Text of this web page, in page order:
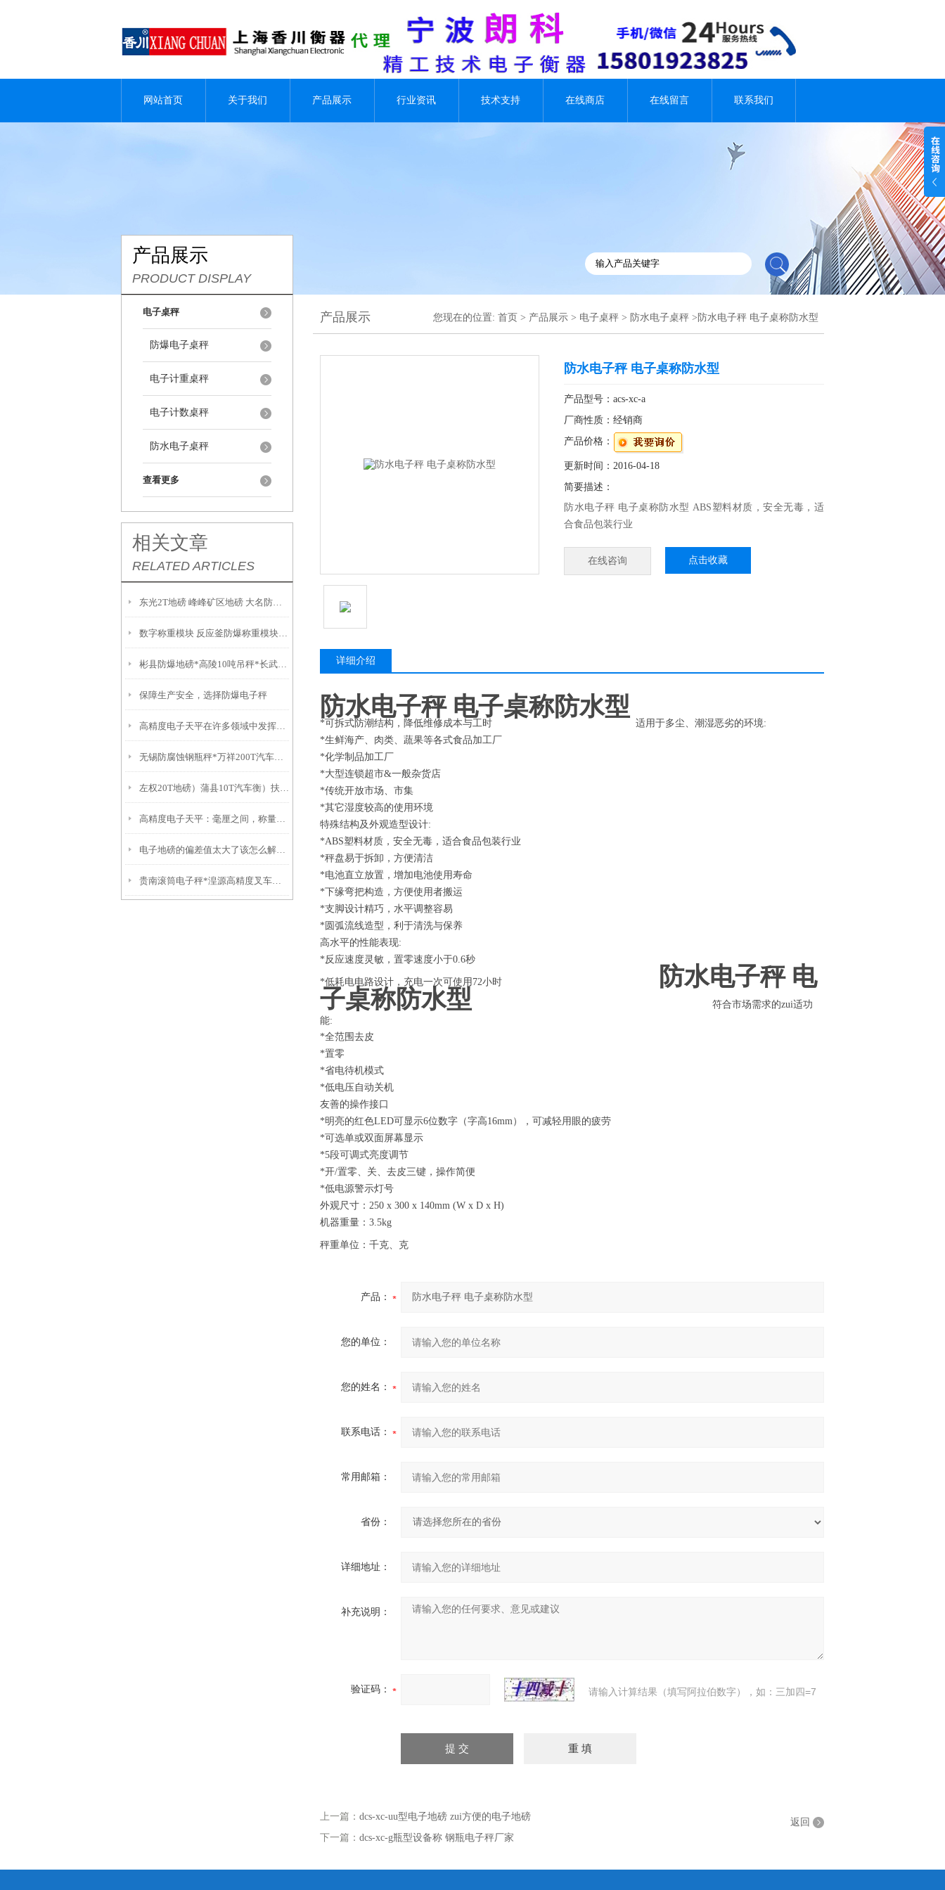
网站首页 关于我们 产品展示 行业资讯 技术支持 在线商店 在线留言 联系我们
产品展示
PRODUCT DISPLAY
电子桌秤
防爆电子桌秤
电子计重桌秤
电子计数桌秤
防水电子桌秤
查看更多
相关文章
RELATED ARTICLES
东光2T地磅 峰峰矿区地磅 大名防爆地磅
数字称重模块 反应釜防爆称重模块 防爆天然气灌装称 二氧化碳灌装秤
彬县防爆地磅*高陵10吨吊秤*长武防爆台称*凤翔20T吊秤
保障生产安全，选择防爆电子秤
高精度电子天平在许多领域中发挥着重要作用
无锡防腐蚀钢瓶秤*万祥200T汽车衡*车墩电子地磅*颛桥隔爆桌称
左权20T地磅）蒲县10T汽车衡）扶风便携式电磅）山西30T汽车衡
高精度电子天平：毫厘之间，称量世界的真实
电子地磅的偏差值太大了该怎么解决呢？
贵南滚筒电子秤*湟源高精度叉车秤海南动力滚筒称*青铜峡隔爆称*白河吊称
产品展示 您现在的位置: 首页 > 产品展示 > 电子桌秤 > 防水电子桌秤 >防水电子秤 电子桌称防水型
防水电子秤 电子桌称防水型
产品型号：acs-xc-a
厂商性质：经销商
产品价格：
更新时间：2016-04-18
简要描述：
防水电子秤 电子桌称防水型 ABS塑料材质，安全无毒，适
合食品包装行业
电池直立放置，增加电池使用寿命
在线咨询 点击收藏
详细介绍
防水电子秤 电子桌称防水型
*可拆式防潮结构，降低维修成本与工时 适用于多尘、潮湿恶劣的环境:
*生鲜海产、肉类、蔬果等各式食品加工厂
*化学制品加工厂
*大型连锁超市&一般杂货店
*传统开放市场、市集
*其它湿度较高的使用环境
特殊结构及外观造型设计:
*ABS塑料材质，安全无毒，适合食品包装行业
*秤盘易于拆卸，方便清洁
*电池直立放置，增加电池使用寿命
*下缘弯把构造，方便使用者搬运
*支脚设计精巧，水平调整容易
*圆弧流线造型，利于清洗与保养
高水平的性能表现:
*反应速度灵敏，置零速度小于0.6秒
*低耗电电路设计，充电一次可使用72小时
防水电子秤 电
子桌称防水型
符合市场需求的zui适功
能:
*全范围去皮
*置零
*省电待机模式
*低电压自动关机
友善的操作接口
*明亮的红色LED可显示6位数字（字高16mm），可减轻用眼的疲劳
*可选单或双面屏幕显示
*5段可调式亮度调节
*开/置零、关、去皮三键，操作简便
*低电源警示灯号
外观尺寸：250 x 300 x 140mm (W x D x H)
机器重量：3.5kg
秤重单位：千克、克
产品：
您的单位：
您的姓名：
联系电话：
常用邮箱：
省份：
详细地址：
补充说明：
验证码： 请输入计算结果（填写阿拉伯数字），如：三加四=7
上一篇： dcs-xc-uu型电子地磅 zui方便的电子地磅
下一篇： dcs-xc-g瓶型设备称 钢瓶电子秤厂家
返回